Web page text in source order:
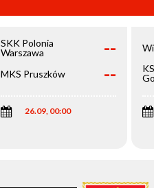
SKK Polonia
Warszawa
--
MKS Pruszków --
26.09, 00:00